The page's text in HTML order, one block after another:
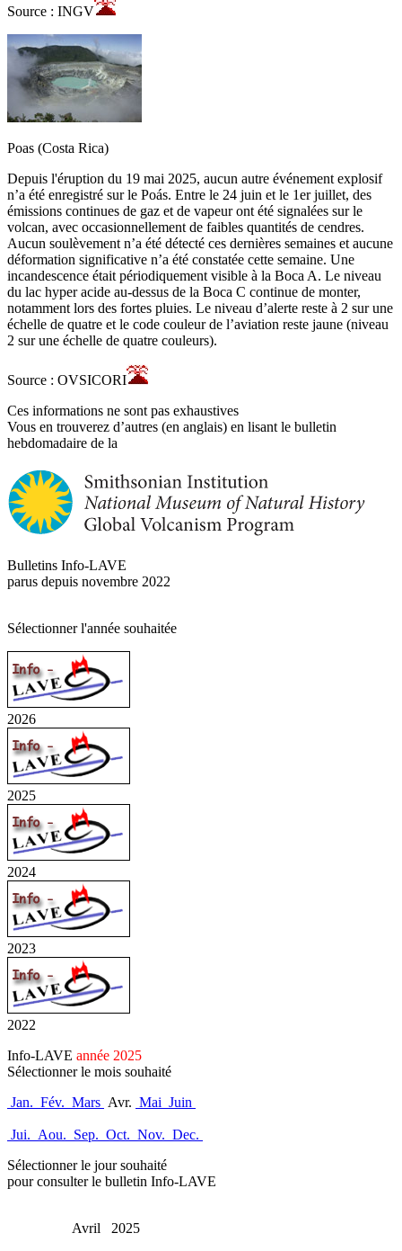
Source : INGV
Poas (Costa Rica)
Depuis l'éruption du 19 mai 2025, aucun autre événement explosif
n’a été enregistré sur le Poás. Entre le 24 juin et le 1er juillet, des
émissions continues de gaz et de vapeur ont été signalées sur le
volcan, avec occasionnellement de faibles quantités de cendres.
Aucun soulèvement n’a été détecté ces dernières semaines et aucune
déformation significative n’a été constatée cette semaine. Une
incandescence était périodiquement visible à la Boca A. Le niveau
du lac hyper acide au-dessus de la Boca C continue de monter,
notamment lors des fortes pluies. Le niveau d’alerte reste à 2 sur une
échelle de quatre et le code couleur de l’aviation reste jaune (niveau
2 sur une échelle de quatre couleurs).
Source : OVSICORI
Ces informations ne sont pas exhaustives
Vous en trouverez d’autres (en anglais) en lisant le bulletin
hebdomadaire de la
Bulletins Info-LAVE
parus depuis novembre 2022
Sélectionner l'année souhaitée
2026
2025
2024
2023
2022
Info-LAVE année 2025
Sélectionner le mois souhaité
Jan. Fév. Mars Avr. Mai Juin
Jui. Aou. Sep. Oct. Nov. Dec.
Sélectionner le jour souhaité
pour consulter le bulletin Info-LAVE
Avril 2025